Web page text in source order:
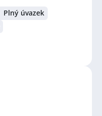
Plný úvazek